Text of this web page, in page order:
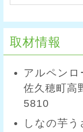
取材情報
アルペンロ
佐久穂町高
5810
しなの芋う